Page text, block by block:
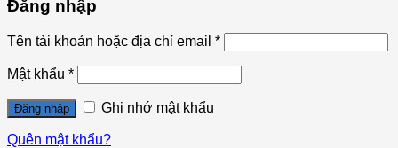
Đăng nhập
Tên tài khoản hoặc địa chỉ email *
Mật khẩu *
Đăng nhập Ghi nhớ mật khẩu
Quên mật khẩu?